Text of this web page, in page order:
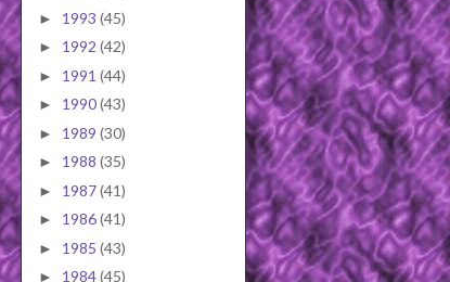
► 1993 (45)
► 1992 (42)
► 1991 (44)
► 1990(43)
► 1989 (30)
► 1988 (35)
► 1987(41)
► 1986(41)
► 1985 (43)
► 1984(45)